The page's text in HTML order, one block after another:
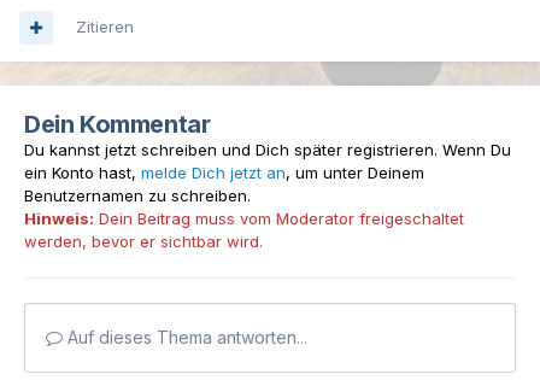
Zitieren
Dein Kommentar
Du kannst jetzt schreiben und Dich später registrieren. Wenn Du
ein Konto hast, melde Dich jetzt an, um unter Deinem
Benutzernamen zu schreiben.
Hinweis: Dein Beitrag muss vom Moderator freigeschaltet
werden, bevor er sichtbar wird.
Auf dieses Thema antworten...